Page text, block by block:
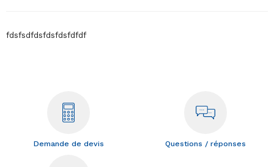
fdsfsdfdsfdsfdsfdfdf
Demande de devis Questions / réponses